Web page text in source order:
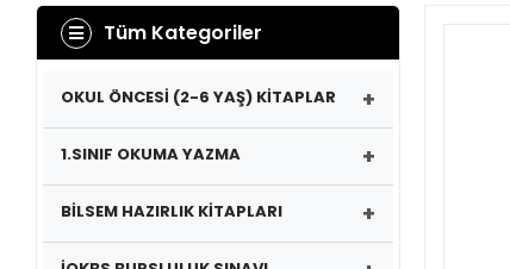
Tüm Kategoriler
OKUL ÖNCESİ (2-6 YAŞ) KİTAPLAR +
1.SINIF OKUMA YAZMA +
BİLSEM HAZIRLIK KİTAPLARI +